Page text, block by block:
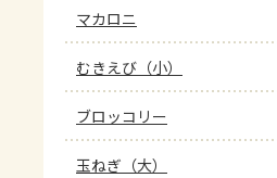
マカロニ
むきえび（小）
ブロッコリー
玉ねぎ（大）